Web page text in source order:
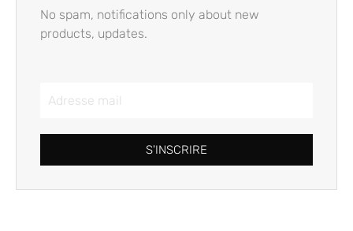
No spam, notifications only about new
products, updates.
S'INSCRIRE